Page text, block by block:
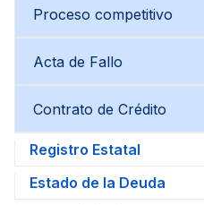
Proceso competitivo
Acta de Fallo
Contrato de Crédito
Registro Estatal
Estado de la Deuda